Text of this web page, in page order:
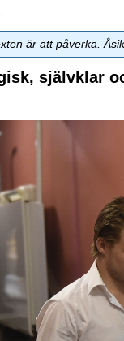
är att påverka.
självklar